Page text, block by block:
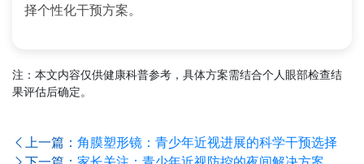
择个性化干预方案。
注：本文内容仅供健康科普参考，具体方案需结合个人眼部检查结
果评估后确定。
上一篇： 角膜塑形镜：青少年近视进展的科学干预选择